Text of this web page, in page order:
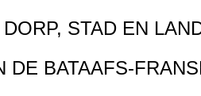
STAD EN
DE BATAAFS-